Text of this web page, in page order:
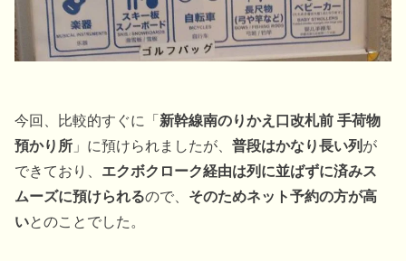
今回、比較的すぐに「 新幹線南のりかえ口改札前 手荷物
預かり所 」に預けられましたが、普段はかなり長い列 が
できており、 エクボクローク経由は列に並ばずに済みス
ムーズに預けられるので、 そのためネット予約の方が高
いとのことでした。